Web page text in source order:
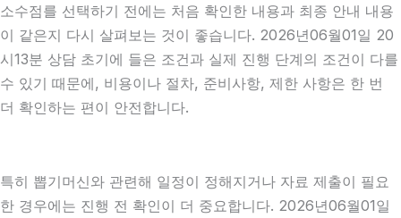
소수점를 선택하기 전에는 처음 확인한 내용과 최종 안내 내용
이 같은지 다시 살펴보는 것이 좋습니다. 2026년06월01일 20
시13분 상담 초기에 들은 조건과 실제 진행 단계의 조건이 다를
수 있기 때문에, 비용이나 절차, 준비사항, 제한 사항은 한 번
더 확인하는 편이 안전합니다.
특히 뽑기머신와 관련해 일정이 정해지거나 자료 제출이 필요
한 경우에는 진행 전 확인이 더 중요합니다. 2026년06월01일